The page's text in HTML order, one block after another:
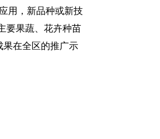
用，新品种或新技
要果蔬、花卉种苗
果在全区的推广示